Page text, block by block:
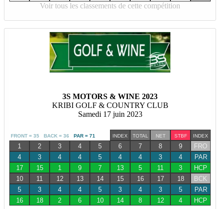
Voir tous les classements de cette compétition
3S MOTORS & WINE 2023
KRIBI GOLF & COUNTRY CLUB
Samedi 17 juin 2023
FRONT = 35 BACK = 36 PAR = 71 INDEX TOTAL NET STBF INDEX
1 2 3 4 5 6 7 8 9
FRO
4
3 4 4 5 4 4 3 4
PAR
17
15 1 9 7 13 5 11 3
HCP
10
11 12 13 14 15 16 17 18
BCK
5
3 4 4 5 3 4 3 5
PAR
16
18 2 6 10 14 8 12 4 HCP